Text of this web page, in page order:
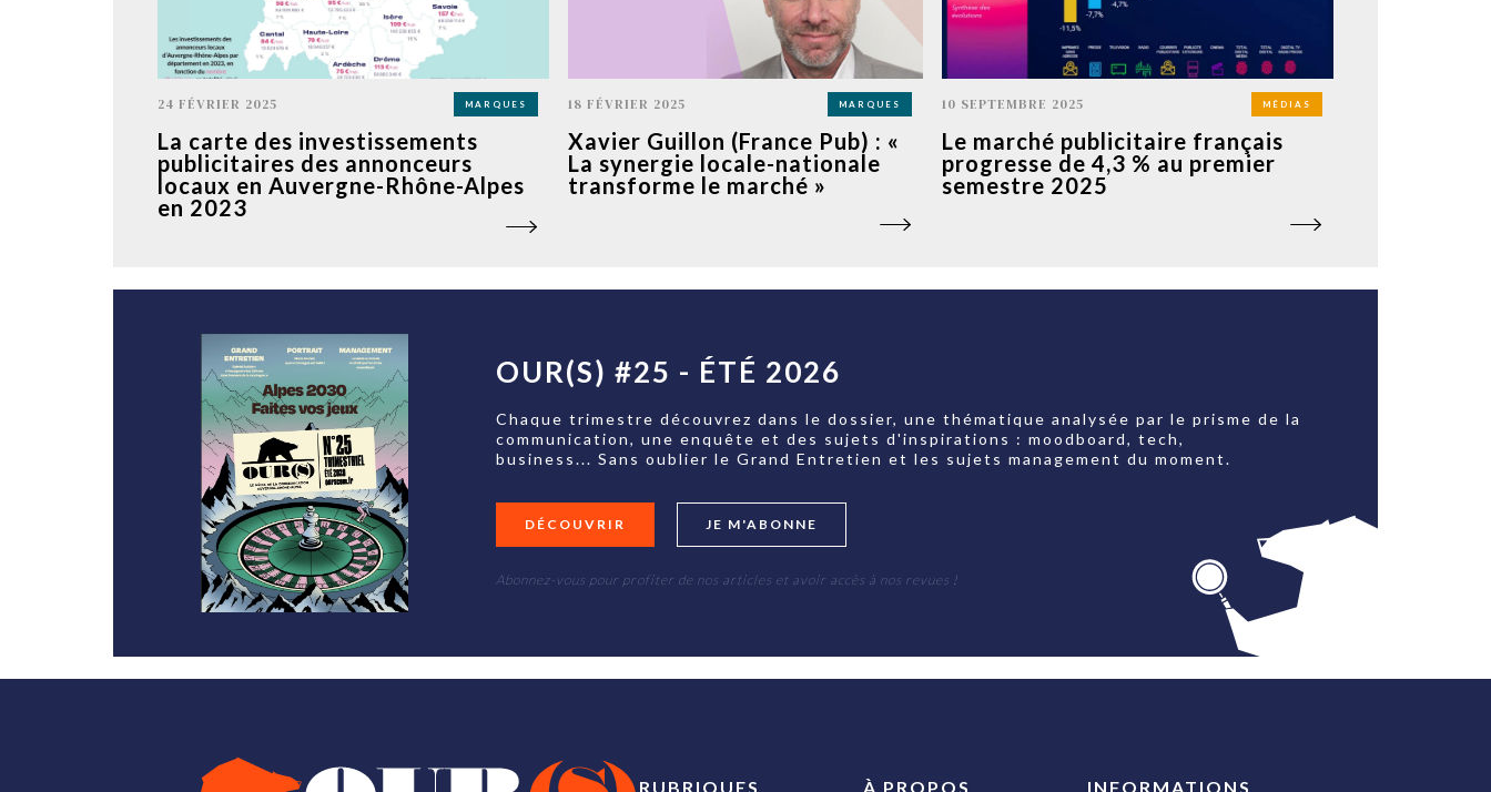
24 FÉVRIER 2025 MARQUES
La carte des investissements
publicitaires des annonceurs
locaux en Auvergne-Rhône-Alpes
en 2023
18 FÉVRIER 2025 MARQUES
Xavier Guillon (France Pub) : «
La synergie locale-nationale
transforme le marché »
10 SEPTEMBRE 2025 MÉDIAS
Le marché publicitaire français
progresse de 4,3 % au premier
semestre 2025
OUR(S) #25 - ÉTÉ 2026
Chaque trimestre découvrez dans le dossier, une thématique analysée par le prisme de la
communication, une enquête et des sujets d'inspirations : moodboard, tech,
business... Sans oublier le Grand Entretien et les sujets management du moment.
DÉCOUVRIR JE M'ABONNE
Abonnez-vous pour profiter de nos articles et avoir accès à nos revues !
RUBRIQUES À PROPOS INFORMATIONS